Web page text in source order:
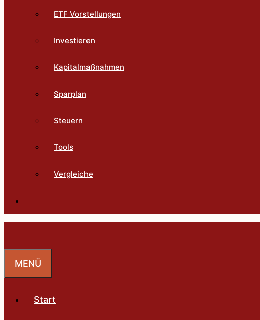
ETF Vorstellungen
Investieren
Kapitalmaßnahmen
Sparplan
Steuern
Tools
Vergleiche
MENÜ
Start